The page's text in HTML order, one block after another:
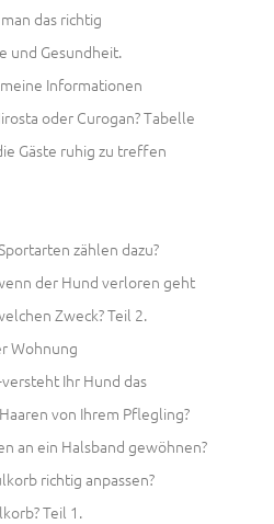
das richtig
und Gesundheit.
Informationen
oder Curogan? Tabelle
Gäste ruhig zu treffen
zählen dazu?
der Hund verloren geht
Zweck? Teil 2.
Wohnung
Ihr Hund das
von Ihrem Pflegling?
an ein Halsband gewöhnen?
richtig anpassen?
Teil 1.